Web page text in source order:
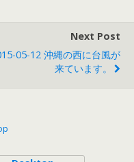
Next Post
05-12 沖縄の西に台風が
来ています。